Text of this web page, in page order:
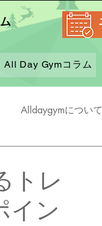
All Day Gymコラム
Alldaygymについて
トレ
イン